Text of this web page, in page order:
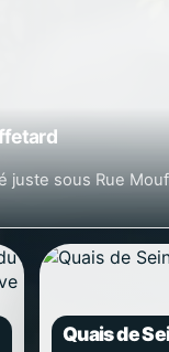
juste sous Rue
Quais de